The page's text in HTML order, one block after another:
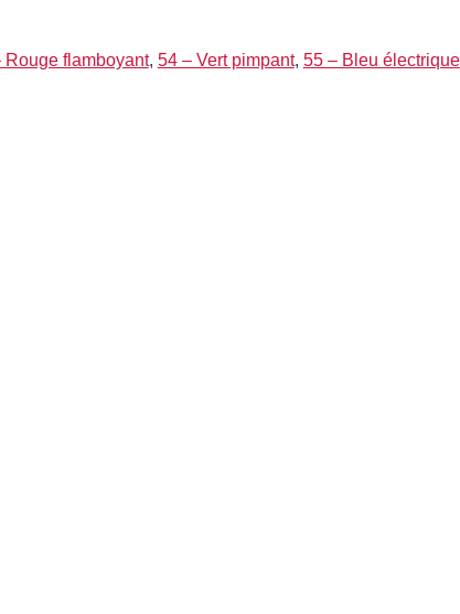
Rouge flamboyant, 54 – Vert pimpant, 55 – Bleu électrique